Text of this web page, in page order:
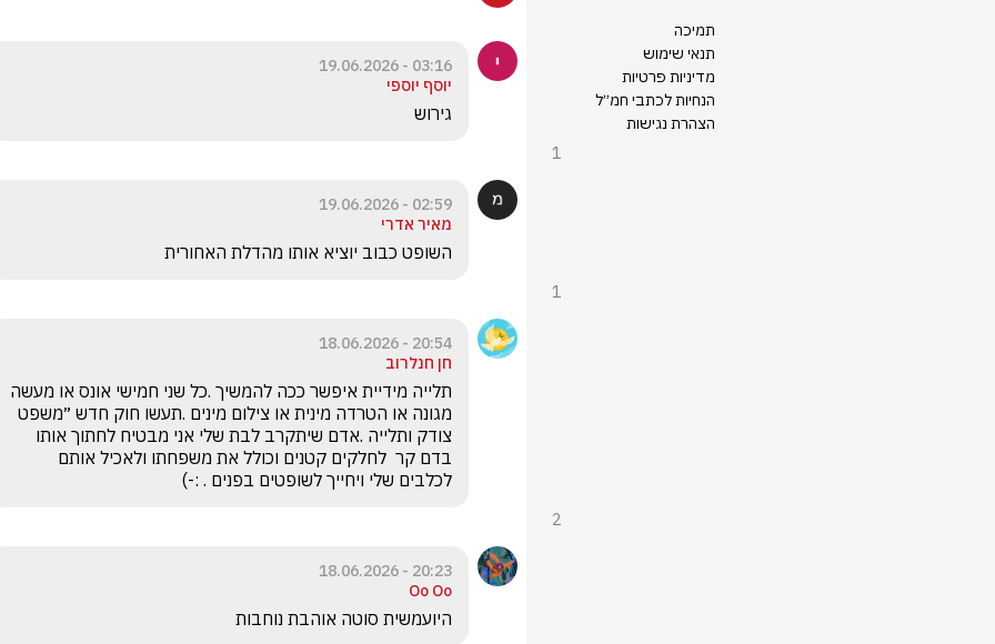
תמיכה
תנאי שימוש
מדיניות פרטיות
הנחיות לכתבי חמ״ל
הצהרת נגישות
03:16 - 19.06.2026
יוסף יוספי
גירוש
1
02:59 - 19.06.2026
מאיר אדרי
השופט כבוב יוציא אותו מהדלת האחורית
1
20:54 - 18.06.2026
חן חנלרוב
לכלבים שלי ויחייך לשופטים בפנים . :-)
2
20:23 - 18.06.2026
Oo Oo
היועמשית סוטה אוהבת נוחבות